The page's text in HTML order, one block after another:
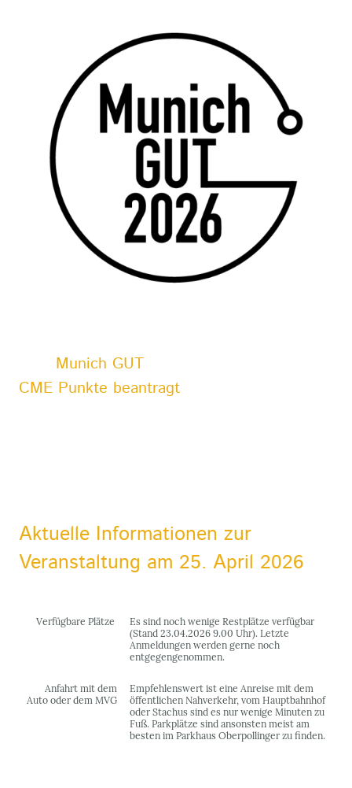
Munich GUT
CME Punkte beantragt
Aktuelle Informationen zur
Veranstaltung am 25. April 2026
Verfügbare Plätze
Es sind noch wenige Restplätze verfügbar
(Stand 23.04.2026 9.00 Uhr). Letzte
Anmeldungen werden gerne noch
entgegengenommen.
Anfahrt mit dem
Auto oder dem MVG
Empfehlenswert ist eine Anreise mit dem
öffentlichen Nahverkehr, vom Hauptbahnhof
oder Stachus sind es nur wenige Minuten zu
Fuß. Parkplätze sind ansonsten meist am
besten im Parkhaus Oberpollinger zu finden.